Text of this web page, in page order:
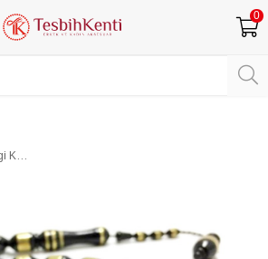
0
Altın Rengi Kalın Sarmal Kuka İşleme